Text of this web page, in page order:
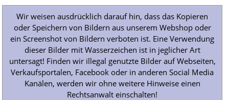
Wir weisen ausdrücklich darauf hin, dass das Kopieren
oder Speichern von Bildern aus unserem Webshop oder
ein Screenshot von Bildern verboten ist. Eine Verwendung
dieser Bilder mit Wasserzeichen ist in jeglicher Art
untersagt! Finden wir illegal genutzte Bilder auf Webseiten,
Verkaufsportalen, Facebook oder in anderen Social Media
Kanälen, werden wir ohne weitere Hinweise einen
Rechtsanwalt einschalten!